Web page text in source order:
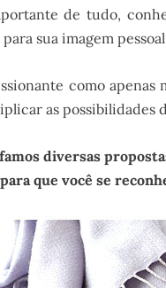
de tudo,
sua imagem
como apenas
as possibilidades
diversas
que você se